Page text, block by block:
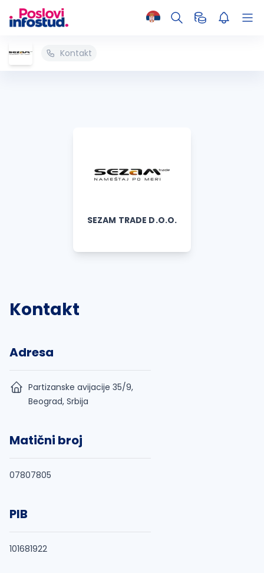
Kontakt
SEZAM TRADE D.O.O.
Kontakt
Adresa
Partizanske avijacije 35/9,
Beograd, Srbija
Matični broj
07807805
PIB
101681922